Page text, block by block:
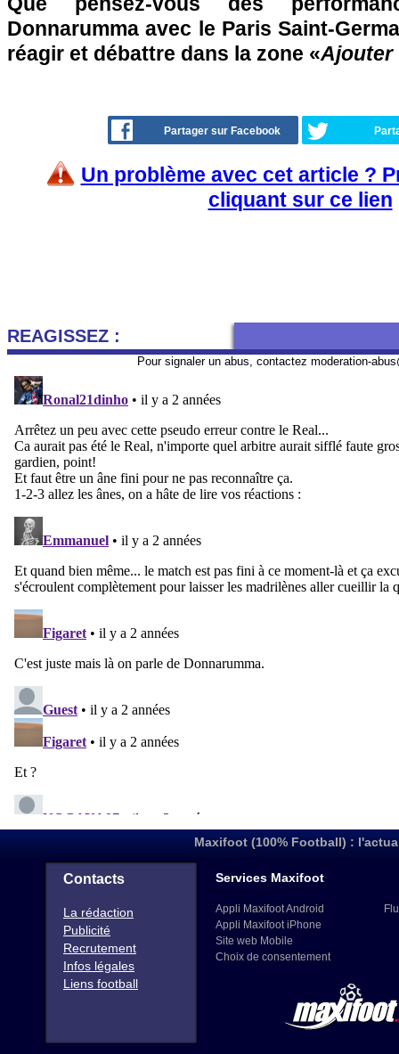
Donnarumma avec le Paris Saint-
réagir et débattre dans la zone «Ajouter
Partager sur Facebook
Un problème avec cet article ?
cliquant sur ce lien
REAGISSEZ :
Pour signaler un abus, contactez moderation-
Maxifoot (100% Football) :
Contacts
La rédaction
Publicité
Recrutement
Infos légales
Liens football
Services Maxifoot
Appli Maxifoot Android
Appli Maxifoot iPhone
Site web Mobile
Choix de consentement